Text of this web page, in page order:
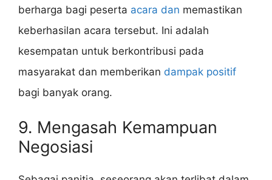
berharga bagi peserta acara dan memastikan
keberhasilan acara tersebut. Ini adalah
kesempatan untuk berkontribusi pada
masyarakat dan memberikan dampak positif
bagi banyak orang.
9. Mengasah Kemampuan
Negosiasi